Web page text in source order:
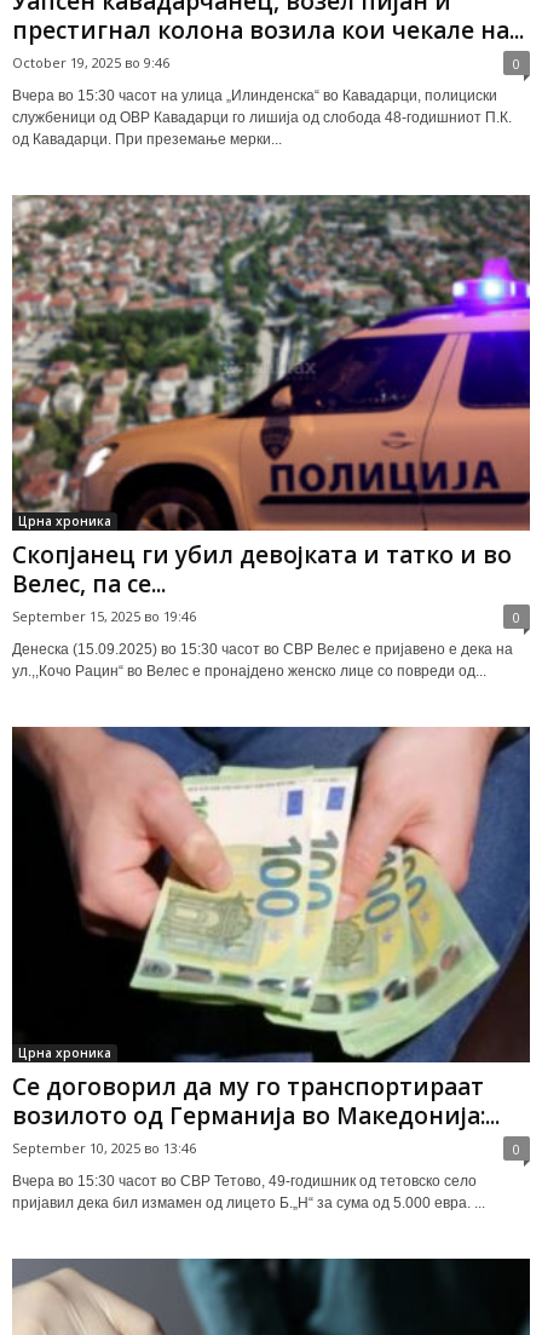
престигнал колона возила кои чекале на...
October 19, 2025 во 9:46 0
Вчера во 15:30 часот на улица „Илинденска“ во Кавадарци, полициски
службеници од ОВР Кавадарци го лишија од слобода 48-годишниот П.К.
од Кавадарци. При преземање мерки...
Црна хроника
Скопјанeц ги убил девојката и татко и во
Велес, па се...
September 15, 2025 во 19:46 0
Денеска (15.09.2025) во 15:30 часот во СВР Велес е пријавено е дека на
ул.,,Кочо Рацин“ во Велес е пронајдено женско лице со повреди од...
Црна хроника
Се договорил да му го транспортираат
возилото од Германија во Македонија:...
September 10, 2025 во 13:46 0
Вчера во 15:30 часот во СВР Тетово, 49-годишник од тетовско село
пријавил дека бил измамен од лицето Б.„Н“ за сума од 5.000 евра. ...